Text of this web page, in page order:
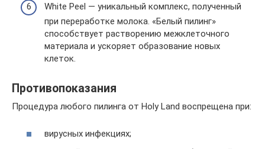
White Peel — уникальный комплекс, полученный
при переработке молока. «Белый пилинг»
способствует растворению межклеточного
материала и ускоряет образование новых
клеток.
Противопоказания
Процедура любого пилинга от Holy Land воспрещена при:
вирусных инфекциях;